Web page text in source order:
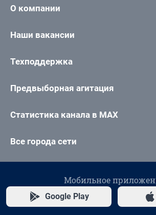
О компании
Наши вакансии
Техподдержка
Предвыборная агитация
Статистика канала в MAX
Все города сети
Мобильное
Google Play